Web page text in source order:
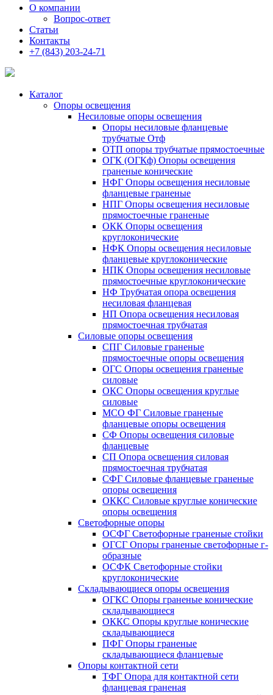
О компании
Вопрос-ответ
Статьи
Контакты
+7 (843) 203-24-71
Каталог
Опоры освещения
Несиловые опоры освещения
Опоры несиловые фланцевые
трубчатые Отф
ОТП опоры трубчатые прямостоечные
ОГК (ОГКф) Опоры освещения
граненые конические
НФГ Опоры освещения несиловые
фланцевые граненые
НПГ Опоры освещения несиловые
прямостоечные граненые
ОКК Опоры освещения
круглоконические
НФК Опоры освещения несиловые
фланцевые круглоконические
НПК Опоры освещения несиловые
прямостоечные круглоконические
НФ Трубчатая опора освещения
несиловая фланцевая
НП Опора освещения несиловая
прямостоечная трубчатая
Силовые опоры освещения
СПГ Силовые граненые
прямостоечные опоры освещения
ОГС Опоры освещения граненые
силовые
ОКС Опоры освещения круглые
силовые
МСО ФГ Силовые граненые
фланцевые опоры освещения
СФ Опоры освещения силовые
фланцевые
СП Опора освещения силовая
прямостоечная трубчатая
СФГ Силовые фланцевые граненые
опоры освещения
ОККС Силовые круглые конические
опоры освещения
Светофорные опоры
ОСФГ Светофорные граненые стойки
ОГСГ Опоры граненые светофорные г-
образные
ОСФК Светофорные стойки
круглоконические
Складывающиеся опоры освещения
ОГКС Опоры граненые конические
складывающиеся
ОККС Опоры круглые конические
складывающиеся
ПФГ Опоры граненые
складывающиеся фланцевые
Опоры контактной сети
ТФГ Опора для контактной сети
фланцевая граненая